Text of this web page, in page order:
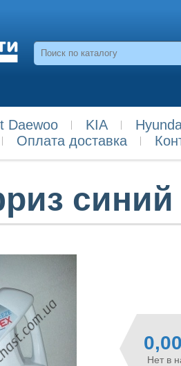
Daewoo KIA
Оплата доставка
синий
Нет в